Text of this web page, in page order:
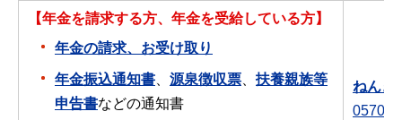
【年金を請求する方、年金を受給している方】
年金の請求、お受け取り
年金振込通知書、 源泉徴収票、 扶養親族等
申告書などの通知書
ねんき
0570-